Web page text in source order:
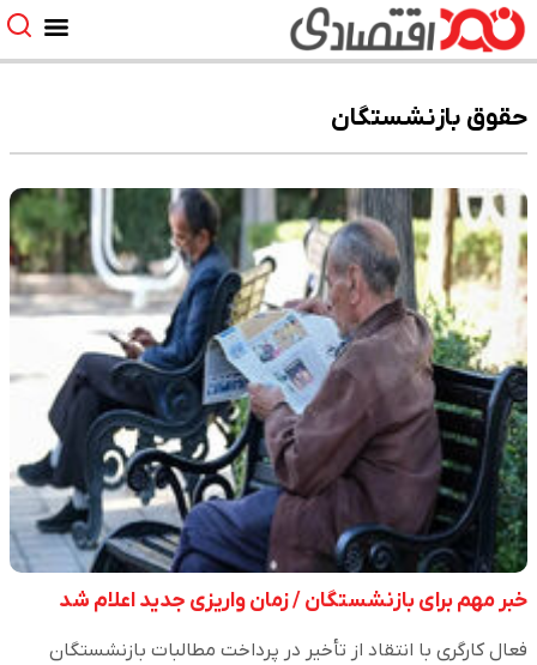
حقوق بازنشستگان
خبر مهم برای بازنشستگان / زمان واریزی جدید اعلام شد
فعال کارگری با انتقاد از تأخیر در پرداخت مطالبات بازنشستگان